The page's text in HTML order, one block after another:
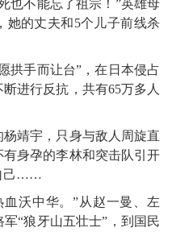
不能忘了祖宗！”英雄母
她的丈夫和5个儿子前线杀
手而让台”，在日本侵占
进行反抗，共有65万多人
靖宇，只身与敌人周旋直
身孕的李林和突击队引开
己……
沃中华。”从赵一曼、左
“狼牙山五壮士”，到国民